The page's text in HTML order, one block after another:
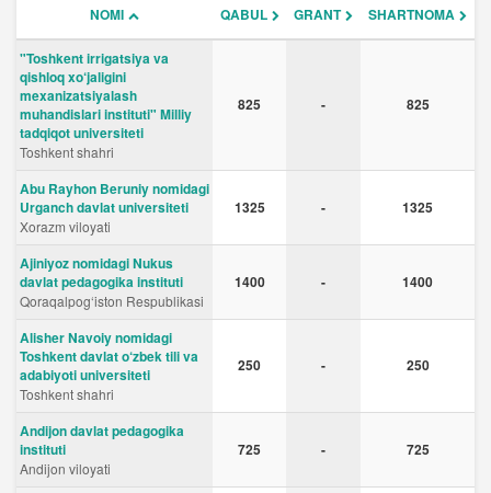
NOMI QABUL GRANT SHARTNOMA
"Toshkent irrigatsiya va
qishloq xo‘jaligini
mexanizatsiyalash
muhandislari instituti" Milliy
tadqiqot universiteti
Toshkent shahri
825 - 825
Abu Rayhon Beruniy nomidagi
Urganch davlat universiteti
Xorazm viloyati
1325 - 1325
Ajiniyoz nomidagi Nukus
davlat pedagogika instituti
Qoraqalpog‘iston Respublikasi
1400 - 1400
Alisher Navoiy nomidagi
Toshkent davlat o‘zbek tili va
adabiyoti universiteti
Toshkent shahri
250 - 250
Andijon davlat pedagogika
instituti
Andijon viloyati
725 - 725